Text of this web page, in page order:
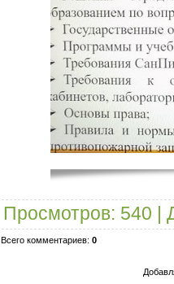
Просмотров: 540 |
Всего комментариев: 0